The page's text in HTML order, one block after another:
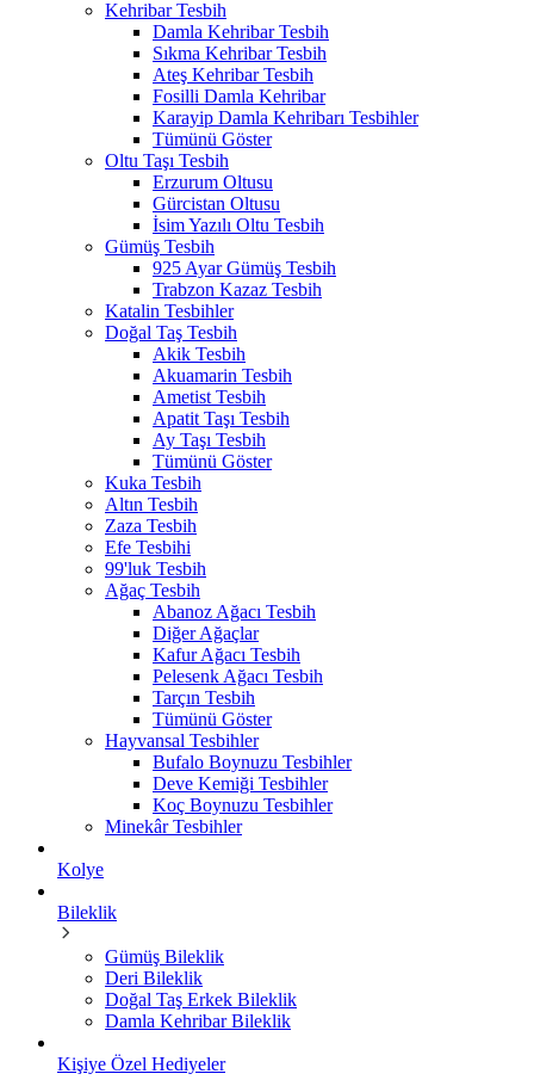
Kehribar Tesbih
Damla Kehribar Tesbih
Sıkma Kehribar Tesbih
Ateş Kehribar Tesbih
Fosilli Damla Kehribar
Karayip Damla Kehribarı Tesbihler
Tümünü Göster
Oltu Taşı Tesbih
Erzurum Oltusu
Gürcistan Oltusu
İsim Yazılı Oltu Tesbih
Gümüş Tesbih
925 Ayar Gümüş Tesbih
Trabzon Kazaz Tesbih
Katalin Tesbihler
Doğal Taş Tesbih
Akik Tesbih
Akuamarin Tesbih
Ametist Tesbih
Apatit Taşı Tesbih
Ay Taşı Tesbih
Tümünü Göster
Kuka Tesbih
Altın Tesbih
Zaza Tesbih
Efe Tesbihi
99'luk Tesbih
Ağaç Tesbih
Abanoz Ağacı Tesbih
Diğer Ağaçlar
Kafur Ağacı Tesbih
Pelesenk Ağacı Tesbih
Tarçın Tesbih
Tümünü Göster
Hayvansal Tesbihler
Bufalo Boynuzu Tesbihler
Deve Kemiği Tesbihler
Koç Boynuzu Tesbihler
Minekâr Tesbihler
Kolye
Bileklik
Gümüş Bileklik
Deri Bileklik
Doğal Taş Erkek Bileklik
Damla Kehribar Bileklik
Kişiye Özel Hediyeler